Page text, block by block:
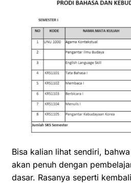
Bisa kalian lihat sendiri,
akan penuh dengan
dasar. Rasanya seperti